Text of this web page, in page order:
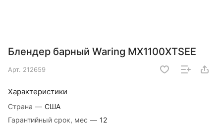
Блендер барный Waring MX1100XTSEE
Арт. 212659
Характеристики
Страна — США
Гарантийный срок, мес — 12